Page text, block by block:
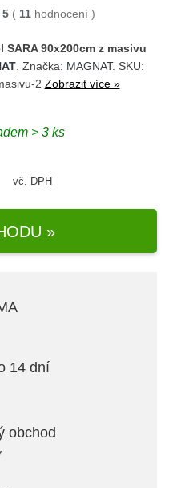
5 ( 11 hodnocení )
SARA 90x200cm z masivu
. Značka: MAGNAT. SKU:
2 Zobrazit více »
> 3 ks
vč. DPH
»
14 dní
obchod